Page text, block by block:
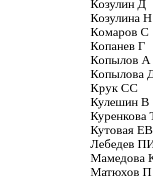
Козулин Д
Козулина Н
Комаров С
Копанев Г
Копылов А
Копылова
Крук СС
Кулешин В
Куренкова
Кутовая ЕВ
Лебедев
Мамедова
Матюхов П